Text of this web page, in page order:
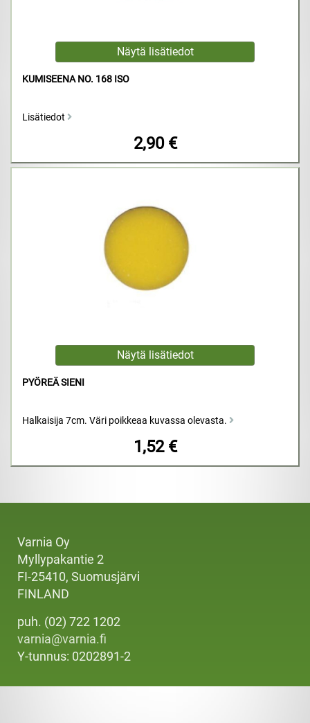
KUMISEENA NO. 168 ISO
Lisätiedot
2,90 €
PYÖREÄ SIENI
Halkaisija 7cm. Väri poikkeaa kuvassa olevasta.
1,52 €
Varnia Oy
Myllypakantie 2
FI-25410, Suomusjärvi
FINLAND
puh. (02) 722 1202
varnia@varnia.fi
Y-tunnus: 0202891-2